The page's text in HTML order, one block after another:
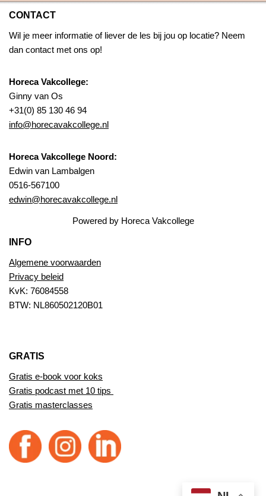
CONTACT
Wil je meer informatie of liever de les bij jou op locatie? Neem
dan contact met ons op!
Horeca Vakcollege:
Ginny van Os
+31(0) 85 130 46 94
info@horecavakcollege.nl
Horeca Vakcollege Noord:
Edwin van Lambalgen
0516-567100
edwin@horecavakcollege.nl
Powered by Horeca Vakcollege
INFO
Algemene voorwaarden
Privacy beleid
KvK: 76084558
BTW: NL860502120B01
GRATIS
Gratis e-book voor koks
Gratis podcast met 10 tips
Gratis masterclasses